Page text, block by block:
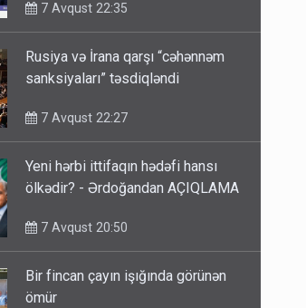
7 Avqust 22:35
Rusiya və İrana qarşı “cəhənnəm
sanksiyaları” təsdiqləndi
7 Avqust 22:27
Yeni hərbi ittifaqın hədəfi hansı
ölkədir? - Ərdoğandan AÇIQLAMA
7 Avqust 20:50
Bir fincan çayın işığında görünən
ömür